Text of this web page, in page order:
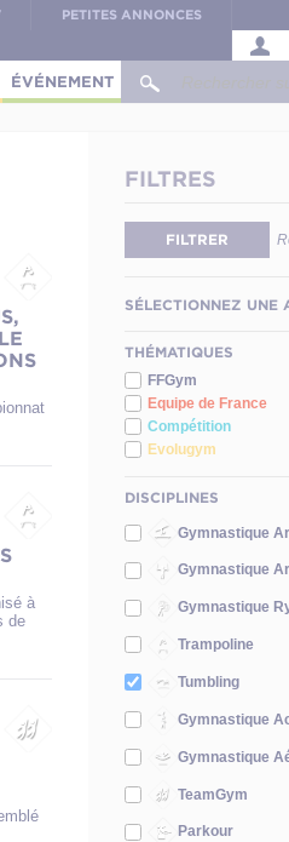
PETITES ANNONCES
ÉVÉNEMENT
à
de
FILTRES
FILTRER
SÉLECTIONNEZ UNE
THÉMATIQUES
FFGym
Equipe de France
Compétition
Evolugym
DISCIPLINES
Gymnastique
Gymnastique
Gymnastique
Trampoline
Tumbling
Gymnastique
Gymnastique
TeamGym
Parkour